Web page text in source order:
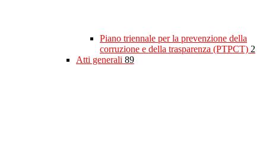
Piano triennale per la prevenzione della
corruzione e della trasparenza (PTPCT) 2
Atti generali 89